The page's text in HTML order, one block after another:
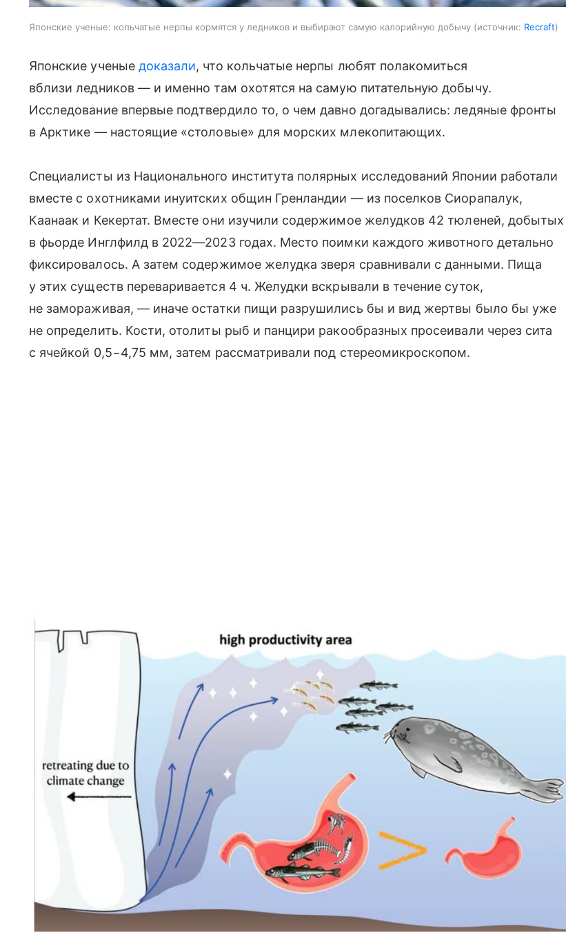
Японские ученые: кольчатые нерпы кормятся у ледников и выбирают самую калорийную добычу источник: Recraft
Японские ученые доказали, что кольчатые нерпы любят полакомиться
вблизи ледников — и именно там охотятся на самую питательную добычу.
Исследование впервые подтвердило то, о чем давно догадывались: ледяные фронты
в Арктике — настоящие «столовые» для морских млекопитающих.
Специалисты из Национального института полярных исследований Японии работали
вместе с охотниками инуитских общин Гренландии — из поселков Сиорапалук,
Каанаак и Кекертат. Вместе они изучили содержимое желудков 42 тюленей, добытых
в фьорде Инглфилд в 2022—2023 годах. Место поимки каждого животного детально
фиксировалось. А затем содержимое желудка зверя сравнивали с данными. Пища
у этих существ переваривается 4 ч. Желудки вскрывали в течение суток,
не замораживая, — иначе остатки пищи разрушились бы и вид жертвы было бы уже
не определить. Кости, отолиты рыб и панцири ракообразных просеивали через сита
с ячейкой 0,5−4,75 мм, затем рассматривали под стереомикроскопом.